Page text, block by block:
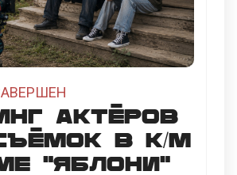
актёров
в к/м
"Яблони"